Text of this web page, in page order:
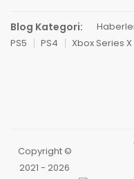
Blog Kategori:
PS5
PS4 Xbox Series X
Copyright ©
2021 - 2026